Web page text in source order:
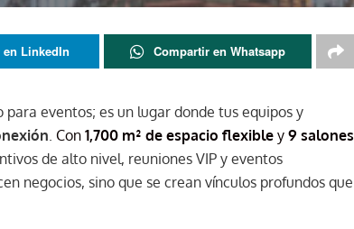
LinkedIn Compartir en Whatsapp
para eventos; es un lugar donde tus equipos y
. Con 1,700 m² de espacio flexible y 9 salones
de alto nivel, reuniones VIP y eventos
negocios, sino que se crean vínculos profundos que